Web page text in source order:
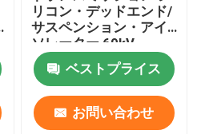
リコン・デッドエンド/
サスペンション・アイ
ソレーター 69kV-
400kV
ベストプライス
お問い合わせ